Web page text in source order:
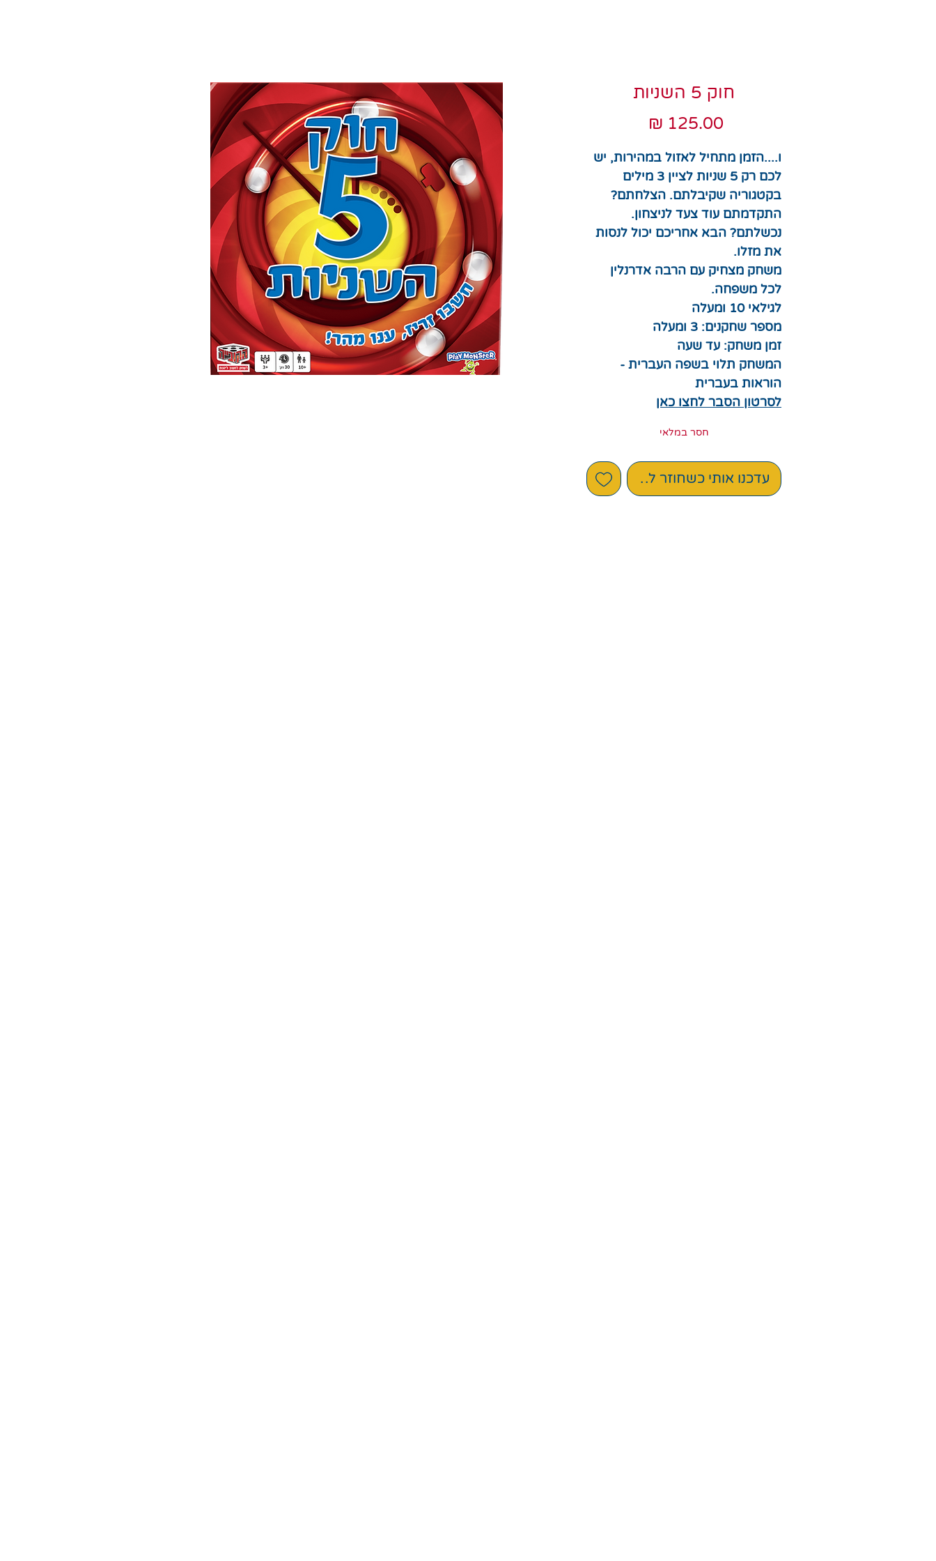
חוק 5 השניות
ו....הזמן מתחיל לאזול במהירות, יש
לכם רק 5 שניות לציין 3 מילים
בקטגוריה שקיבלתם. הצלחתם?
התקדמתם עוד צעד לניצחון.
נכשלתם? הבא אחריכם יכול לנסות
את מזלו.
משחק מצחיק עם הרבה אדרנלין
לכל משפחה.
לגילאי 10 ומעלה
מספר שחקנים: 3 ומעלה
זמן משחק: עד שעה
המשחק תלוי בשפה העברית -
הוראות בעברית
לסרטון הסבר לחצו כאן
חסר במלאי
עדכנו אותי כשחוזר למלאי